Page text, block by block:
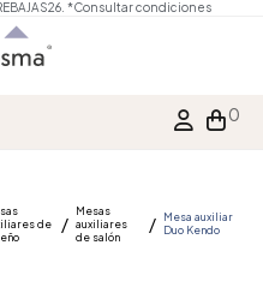
*Consultar condiciones
0
de
Mesas
auxiliares
de salón
Mesa auxiliar
Duo Kendo